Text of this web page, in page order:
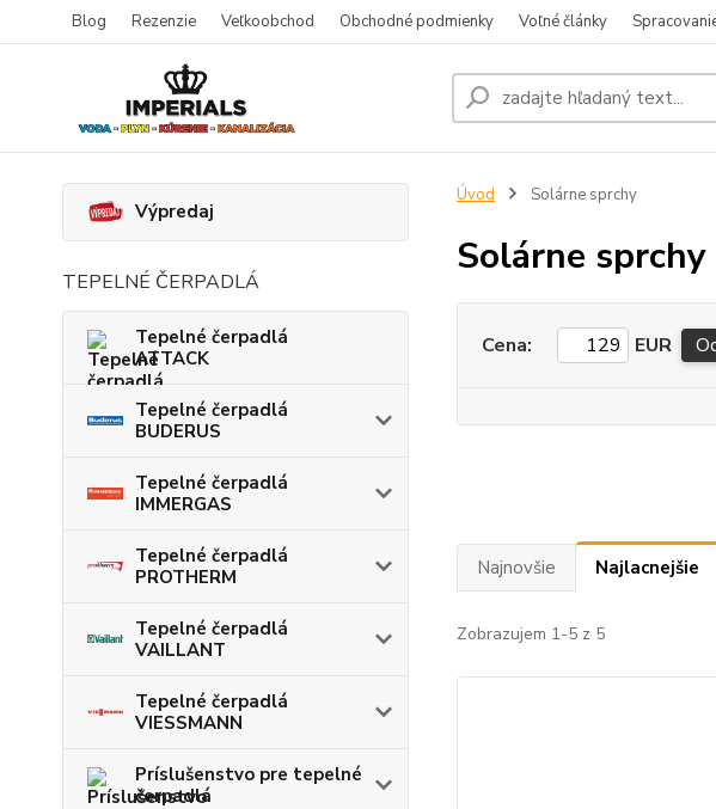
Blog Rezenzie Veľkoobchod Obchodné podmienky Voľné články
Výpredaj
TEPELNÉ ČERPADLÁ
Tepelné čerpadlá
ATTACK
Tepelné čerpadlá
BUDERUS
Tepelné čerpadlá
IMMERGAS
Tepelné čerpadlá
PROTHERM
Tepelné čerpadlá
VAILLANT
Tepelné čerpadlá
VIESSMANN
Príslušenstvo pre tepelné
čerpadlá
Úvod Solárne sprchy
Solárne sprchy
Cena: EUR
Najnovšie Najlacnejšie
Zobrazujem 1-5 z 5